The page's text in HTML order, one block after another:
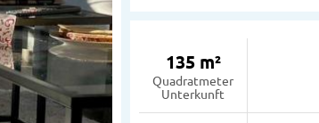
135 m²
Quadratmeter
Unterkunft